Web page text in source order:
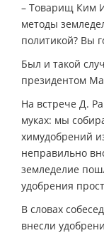
– Товарищ Ким
методы
политикой? Вы
Был и такой
президентом
На встрече Д.
муках: мы
химудобрений
неправильно
земледелие
удобрения
В словах
внесли